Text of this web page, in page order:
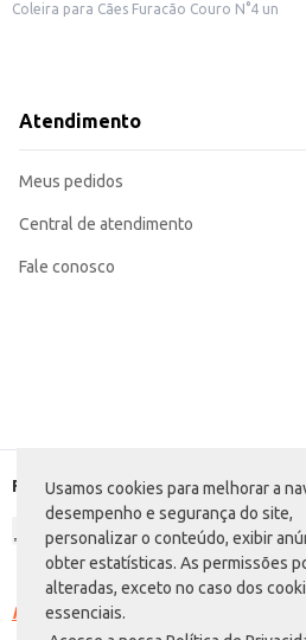
Usamos cookies para melhorar a
desempenho e segurança do site,
personalizar o conteúdo, exibir
obter estatísticas. As permissões
alteradas, exceto no caso dos
essenciais.
Coleira para Cães Furacão Couro N°4 un
Atendimento
Meus pedidos
Central de atendimento
Fale conosco
Formas de pagamento
Racismo é crime. Denuncie. Disque